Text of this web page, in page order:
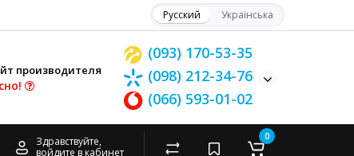
Русский Українська
производителя
(093) 170-53-35
(098) 212-34-76
(066) 593-01-02
Здравствуйте,
войдите в кабинет
0